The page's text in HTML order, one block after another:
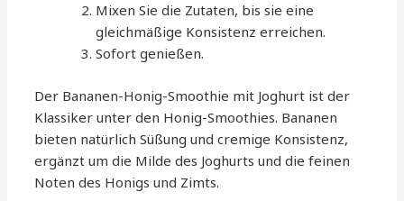
Mixen Sie die Zutaten, bis sie eine
gleichmäßige Konsistenz erreichen.
Sofort genießen.
Der Bananen-Honig-Smoothie mit Joghurt ist der
Klassiker unter den Honig-Smoothies. Bananen
bieten natürlich Süßung und cremige Konsistenz,
ergänzt um die Milde des Joghurts und die feinen
Noten des Honigs und Zimts.